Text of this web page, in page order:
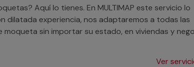
Aquí lo tienes. En MULTIMAP este servicio lo
dilatada experiencia, nos adaptaremos a todas las
sin importar su estado, en viviendas y
Ver